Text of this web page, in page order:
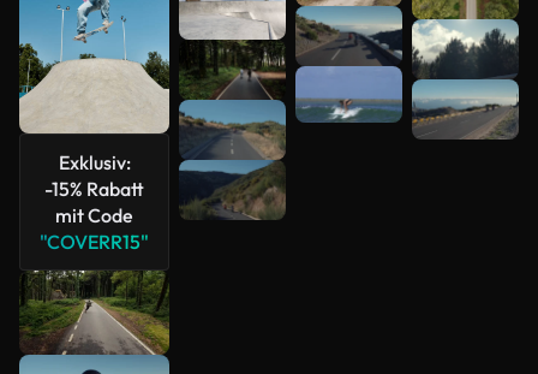
Exklusiv:
-15% Rabatt
mit Code
"COVERR15"
anzeigen